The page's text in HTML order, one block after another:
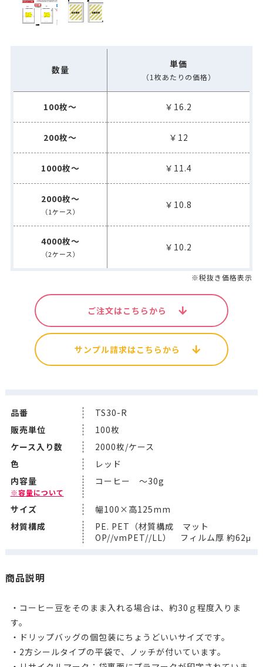
数量 単価
（1枚あたりの価格）
100枚～ ￥16.2
200枚～ ￥12
1000枚～ ￥11.4
2000枚～
（1ケース）
￥10.8
4000枚～
（2ケース）
￥10.2
※税抜き価格表示
ご注文はこちらから
サンプル請求はこちらから
品番
TS30-R
販売単位
100枚
ケース入り数
2000枚/ケース
色
レッド
内容量
※容量について
コーヒー ～30g
サイズ
幅100×高125mm
材質構成
PE. PET（材質構成 マット
OP//vmPET//LL） フィルム厚 約62μ
商品説明
・コーヒー豆をそのまま入れる場合は、約30ｇ程度入りま
す。
・ドリップバッグの個包装にちょうどいいサイズです。
・2方シールタイプの平袋で、ノッチが付いています。